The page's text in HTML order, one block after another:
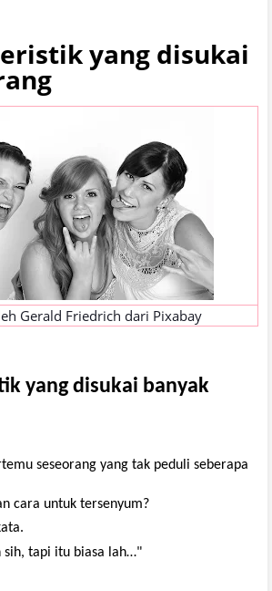
yang disukai
Gerald Friedrich dari Pixabay
yang disukai banyak
seseorang yang tak peduli seberapa
cara untuk tersenyum?
sih, tapi itu biasa lah…"